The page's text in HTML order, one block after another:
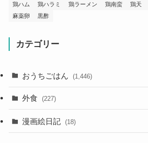
鶏ハム
鶏ハラミ 鶏ラーメン 鶏南蛮 鶏天
麻薬卵
黒酢
カテゴリー
おうちごはん (1,446)
外食 (227)
漫画絵日記 (18)